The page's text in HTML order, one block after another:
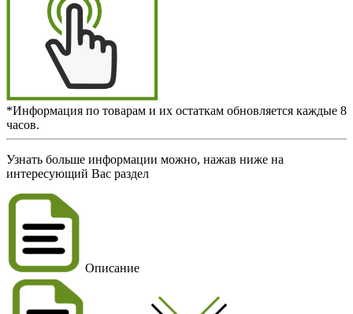
*Информация по товарам и их остаткам обновляется каждые 8
часов.
Узнать больше информации можно, нажав ниже на
интересующий Вас раздел
Описание